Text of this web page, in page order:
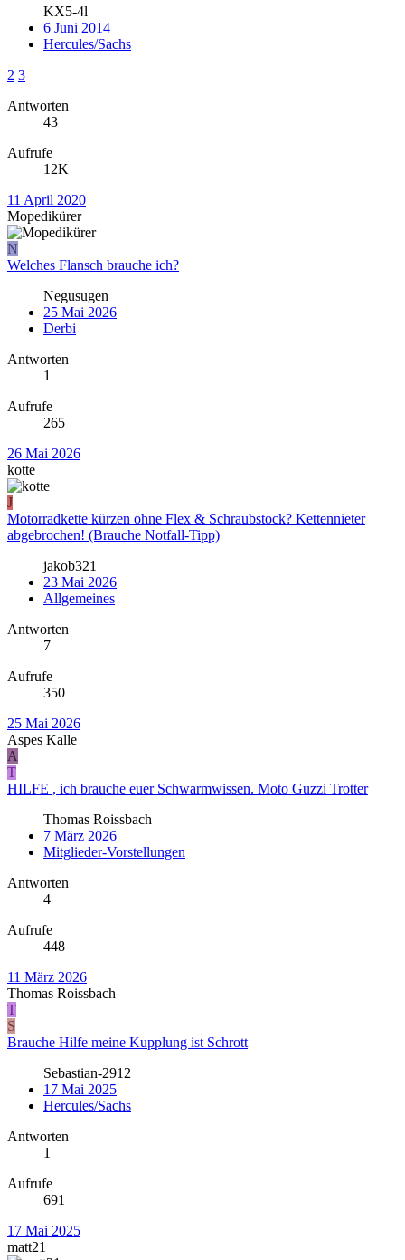
KX5-4l
6 Juni 2014
Hercules/Sachs
2 3
Antworten
43
Aufrufe
12K
11 April 2020
Mopedikürer
N
Welches Flansch brauche ich?
Negusugen
25 Mai 2026
Derbi
Antworten
1
Aufrufe
265
26 Mai 2026
kotte
J
Motorradkette kürzen ohne Flex & Schraubstock? Kettennieter
abgebrochen! (Brauche Notfall-Tipp)
jakob321
23 Mai 2026
Allgemeines
Antworten
7
Aufrufe
350
25 Mai 2026
Aspes Kalle
A
T
HILFE , ich brauche euer Schwarmwissen. Moto Guzzi Trotter
Thomas Roissbach
7 März 2026
Mitglieder-Vorstellungen
Antworten
4
Aufrufe
448
11 März 2026
Thomas Roissbach
T
S
Brauche Hilfe meine Kupplung ist Schrott
Sebastian-2912
17 Mai 2025
Hercules/Sachs
Antworten
1
Aufrufe
691
17 Mai 2025
matt21